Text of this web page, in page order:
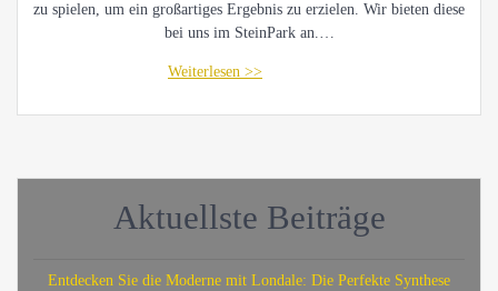
zu spielen, um ein großartiges Ergebnis zu erzielen. Wir bieten diese
bei uns im SteinPark an.…
Aktuellste Beiträge
Entdecken Sie die Moderne mit Londale: Die Perfekte Synthese